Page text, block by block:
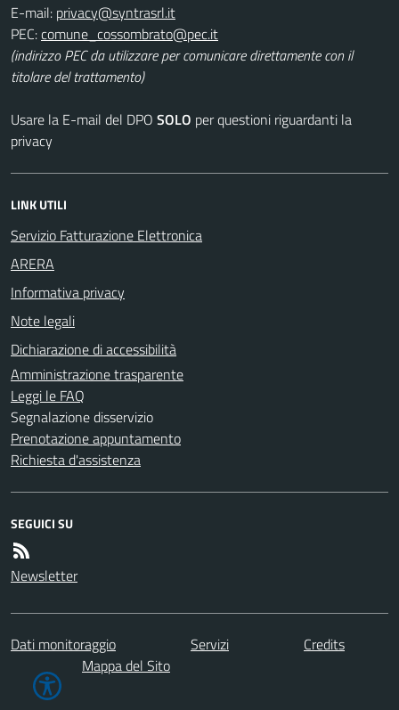
E-mail:
PEC:
(indirizzo PEC da utilizzare per comunicare direttamente con il
titolare del trattamento)
Usare la E-mail del DPO SOLO per questioni riguardanti la
privacy
LINK UTILI
Servizio Fatturazione Elettronica
ARERA
Informativa privacy
Note legali
Dichiarazione di accessibilità
Amministrazione trasparente
Leggi le FAQ
Segnalazione disservizio
Prenotazione appuntamento
Richiesta d'assistenza
SEGUICI SU
Newsletter
Dati monitoraggio Servizi
Credits
Mappa del Sito